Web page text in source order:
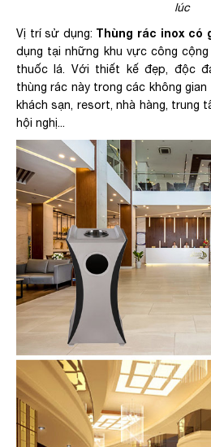
lúc
Vị trí sử dụng: Thùng rác inox có
dụng tại những khu vực công
thuốc lá. Với thiết kế đẹp, độc
thùng rác này trong các không
khách sạn, resort, nhà hàng, trung
hội nghị...